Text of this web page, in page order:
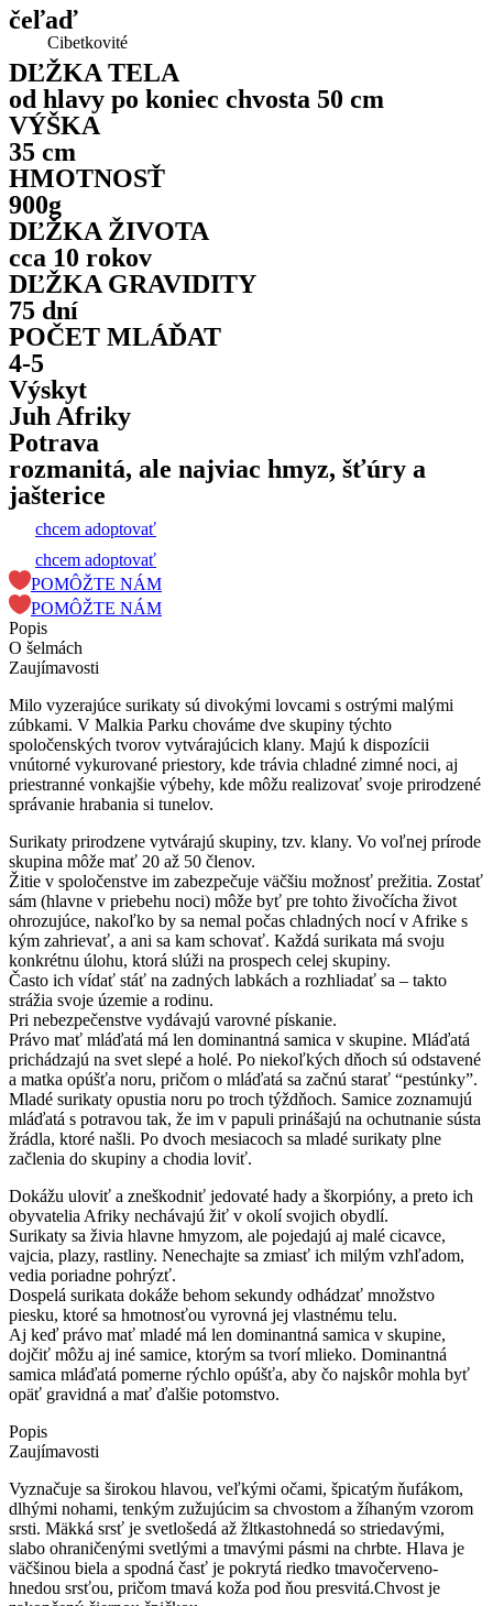
čeľaď
Cibetkovité
DĽŽKA TELA
od hlavy po koniec chvosta 50 cm
VÝŠKA
35 cm
HMOTNOSŤ
900g
DĽŽKA ŽIVOTA
cca 10 rokov
DĽŽKA GRAVIDITY
75 dní
POČET MLÁĎAT
4-5
Výskyt
Juh Afriky
Potrava
rozmanitá, ale najviac hmyz, šťúry a
jašterice
chcem adoptovať
chcem adoptovať
POMÔŽTE NÁM
POMÔŽTE NÁM
Popis
O šelmách
Zaujímavosti
Milo vyzerajúce surikaty sú divokými lovcami s ostrými malými
zúbkami. V Malkia Parku chováme dve skupiny týchto
spoločenských tvorov vytvárajúcich klany. Majú k dispozícii
vnútorné vykurované priestory, kde trávia chladné zimné noci, aj
priestranné vonkajšie výbehy, kde môžu realizovať svoje prirodzené
správanie hrabania si tunelov.
Surikaty prirodzene vytvárajú skupiny, tzv. klany. Vo voľnej prírode
skupina môže mať 20 až 50 členov.
Žitie v spoločenstve im zabezpečuje väčšiu možnosť prežitia. Zostať
sám (hlavne v priebehu noci) môže byť pre tohto živočícha život
ohrozujúce, nakoľko by sa nemal počas chladných nocí v Afrike s
kým zahrievať, a ani sa kam schovať. Každá surikata má svoju
konkrétnu úlohu, ktorá slúži na prospech celej skupiny.
Často ich vídať stáť na zadných labkách a rozhliadať sa – takto
strážia svoje územie a rodinu.
Pri nebezpečenstve vydávajú varovné pískanie.
Právo mať mláďatá má len dominantná samica v skupine. Mláďatá
prichádzajú na svet slepé a holé. Po niekoľkých dňoch sú odstavené
a matka opúšťa noru, pričom o mláďatá sa začnú starať “pestúnky”.
Mladé surikaty opustia noru po troch týždňoch. Samice zoznamujú
mláďatá s potravou tak, že im v papuli prinášajú na ochutnanie sústa
žrádla, ktoré našli. Po dvoch mesiacoch sa mladé surikaty plne
začlenia do skupiny a chodia loviť.
Dokážu uloviť a zneškodniť jedovaté hady a škorpióny, a preto ich
obyvatelia Afriky nechávajú žiť v okolí svojich obydlí.
Surikaty sa živia hlavne hmyzom, ale pojedajú aj malé cicavce,
vajcia, plazy, rastliny. Nenechajte sa zmiasť ich milým vzhľadom,
vedia poriadne pohrýzť.
Dospelá surikata dokáže behom sekundy odhádzať množstvo
piesku, ktoré sa hmotnosťou vyrovná jej vlastnému telu.
Aj keď právo mať mladé má len dominantná samica v skupine,
dojčiť môžu aj iné samice, ktorým sa tvorí mlieko. Dominantná
samica mláďatá pomerne rýchlo opúšťa, aby čo najskôr mohla byť
opäť gravidná a mať ďalšie potomstvo.
Popis
Zaujímavosti
Vyznačuje sa širokou hlavou, veľkými očami, špicatým ňufákom,
dlhými nohami, tenkým zužujúcim sa chvostom a žíhaným vzorom
srsti. Mäkká srsť je svetlošedá až žltkastohnedá so striedavými,
slabo ohraničenými svetlými a tmavými pásmi na chrbte. Hlava je
väčšinou biela a spodná časť je pokrytá riedko tmavočerveno-
hnedou srsťou, pričom tmavá koža pod ňou presvitá.Chvost je